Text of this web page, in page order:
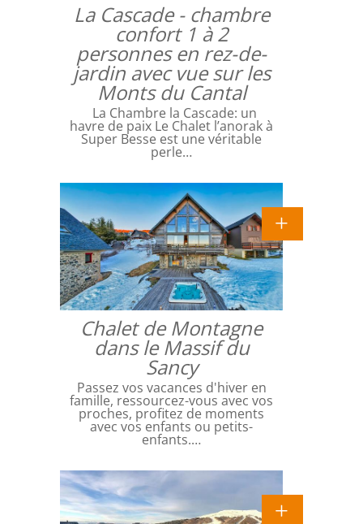
La Cascade - chambre
confort 1 à 2
personnes en rez-de-
jardin avec vue sur les
Monts du Cantal
La Chambre la Cascade: un
havre de paix Le Chalet l’anorak à
Super Besse est une véritable
perle…
Chalet de Montagne
dans le Massif du
Sancy
Passez vos vacances d'hiver en
famille, ressourcez-vous avec vos
proches, profitez de moments
avec vos enfants ou petits-
enfants.…